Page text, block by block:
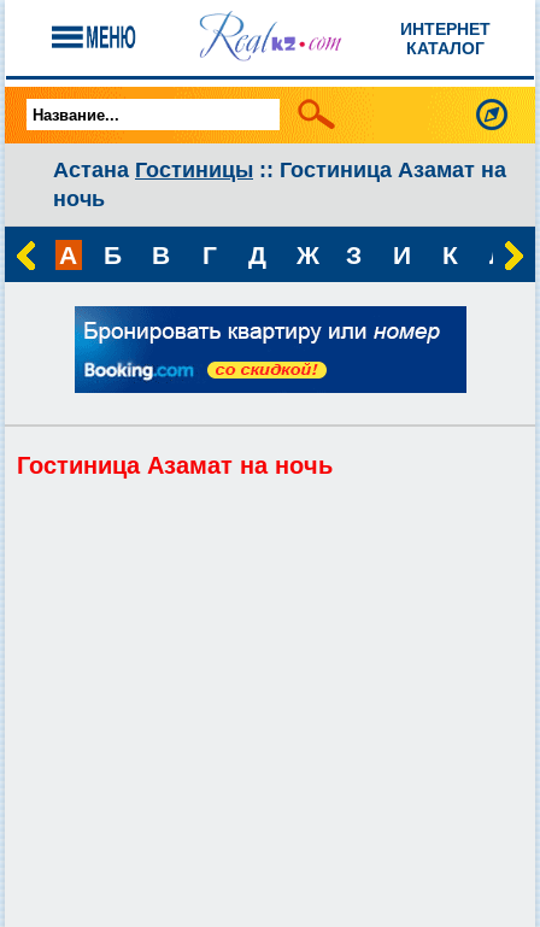
ИНТЕРНЕТ
КАТАЛОГ
Астана Гостиницы :: Гостиница Азамат на
ночь
А Б В Г Д Ж З И К Л
Гостиница Азамат на ночь